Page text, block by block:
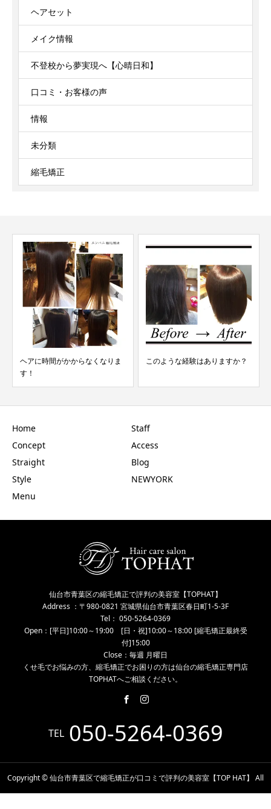
ヘアセット
メイク情報
不登校から夢実現へ【心晴日和】
口コミ・お客様の声
情報
未分類
縮毛矯正
ヘアに時間がかからなくなりま
す！
このような経験はありますか？
Home
Concept
Straight
Style
Menu
Staff
Access
Blog
NEWYORK
仙台市青葉区の縮毛矯正で評判の美容室【TOPHAT】
Address ：〒980-0821 宮城県仙台市青葉区春日町1-5-3F
Tel： 050-5264-0369
Open：[平日]10:00～19:00 [日・祝]10:00～18:00 [縮毛矯正最終受
付]15:00
Close：毎週 月曜日
くせ毛でお悩みの方、縮毛矯正でお困りの方は仙台の縮毛矯正専門店
TOPHATへご相談ください。
TEL 050-5264-0369
Copyright © 仙台市青葉区で縮毛矯正が口コミで評判の美容室【TOP HAT】 All